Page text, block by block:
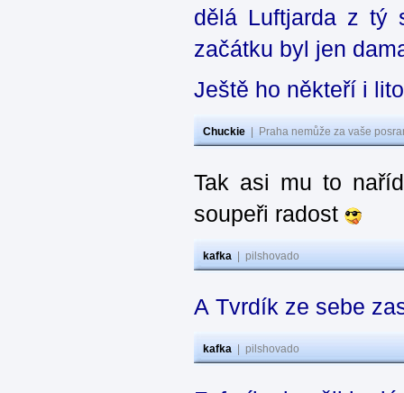
dělá Luftjarda z tý
začátku byl jen
Ještě ho někteří i
Chuckie Praha nemůže za vaše
Tak asi mu to
soupeři radost
kafka pilshovado
A Tvrdík ze sebe
kafka pilshovado